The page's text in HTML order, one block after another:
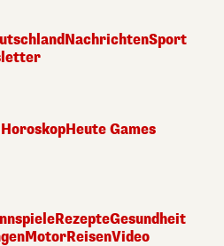
NachrichtenSport
HoroskopHeute Games
RezepteGesundheit
MotorReisenVideo